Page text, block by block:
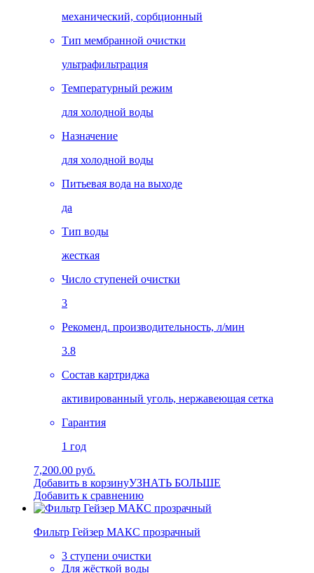
механический, сорбционный
Тип мембранной очистки
ультрафильтрация
Температурный режим
для холодной воды
Назначение
для холодной воды
Питьевая вода на выходе
да
Тип воды
жесткая
Число ступеней очистки
3
Рекоменд. производительность, л/мин
3.8
Состав картриджа
активированный уголь, нержавеющая сетка
Гарантия
1 год
7,200.00 руб.
Добавить в корзинуУЗНАТЬ БОЛЬШЕ
Добавить к сравнению
Фильтр Гейзер МАКС прозрачный
3 ступени очистки
Для жёсткой воды